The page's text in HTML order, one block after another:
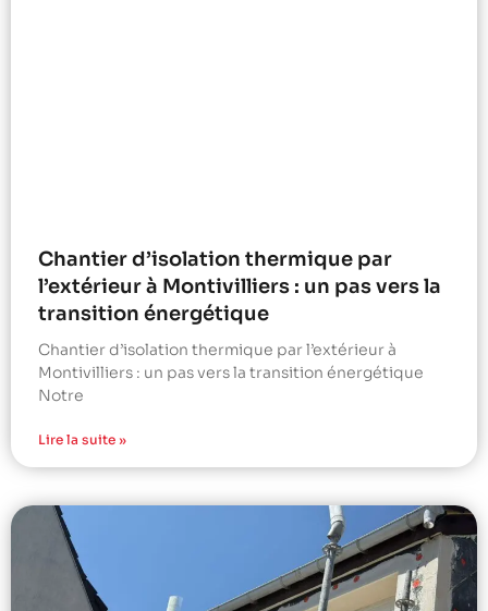
Chantier d’isolation thermique par
l’extérieur à Montivilliers : un pas vers la
transition énergétique
Chantier d’isolation thermique par l’extérieur à
Montivilliers : un pas vers la transition énergétique
Notre
Lire la suite »